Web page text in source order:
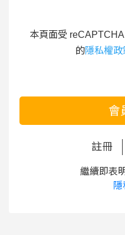
本頁面受
的隱私權政
會
註冊
繼續即表